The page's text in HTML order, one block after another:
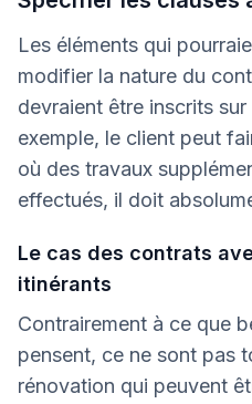
Les éléments qui
modifier la nature du
devraient être inscrits
exemple, le client peut
où des travaux
effectués, il doit
Le cas des contrats
itinérants
Contrairement à ce que
pensent, ce ne sont pas
rénovation qui peuvent